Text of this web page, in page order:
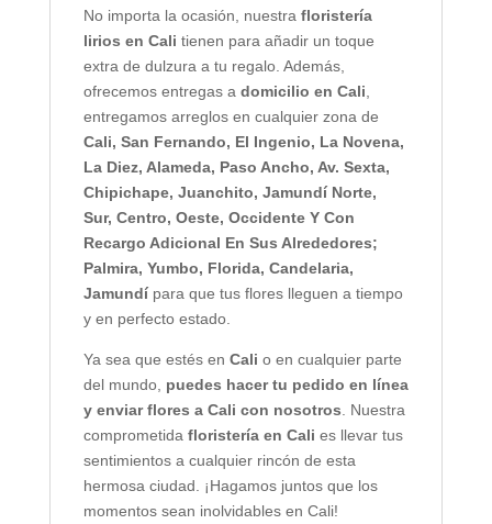
No importa la ocasión, nuestra floristería
lirios en Cali tienen para añadir un toque
extra de dulzura a tu regalo. Además,
ofrecemos entregas a domicilio en Cali,
entregamos arreglos en cualquier zona de
Cali, San Fernando, El Ingenio, La Novena,
La Diez, Alameda, Paso Ancho, Av. Sexta,
Chipichape, Juanchito, Jamundí Norte,
Sur, Centro, Oeste, Occidente Y Con
Recargo Adicional En Sus Alrededores;
Palmira, Yumbo, Florida, Candelaria,
Jamundípara que tus flores lleguen a tiempo
y en perfecto estado.
Ya sea que estés en Cali o en cualquier parte
del mundo, puedes hacer tu pedido en línea
y enviar flores a Cali con nosotros. Nuestra
comprometida floristería en Cali es llevar tus
sentimientos a cualquier rincón de esta
hermosa ciudad. ¡Hagamos juntos que los
momentos sean inolvidables en Cali!